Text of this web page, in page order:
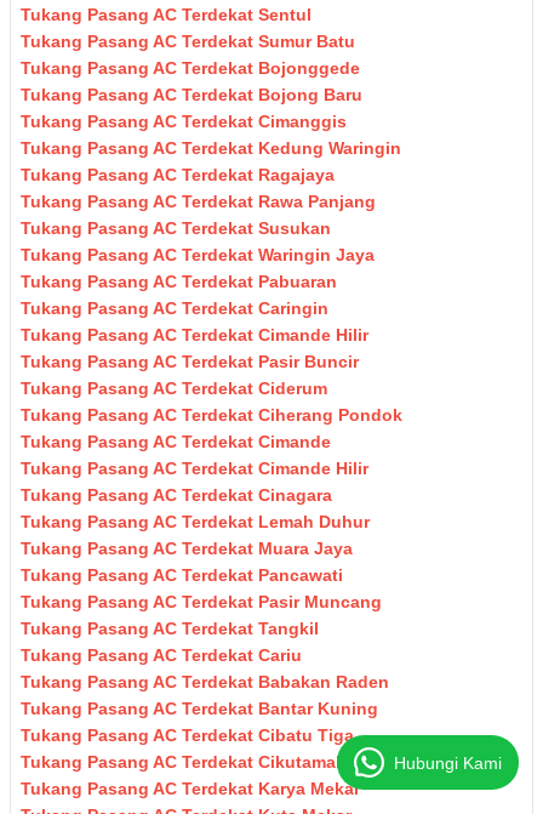
Tukang Pasang AC Terdekat Sentul
Tukang Pasang AC Terdekat Sumur Batu
Tukang Pasang AC Terdekat Bojonggede
Tukang Pasang AC Terdekat Bojong Baru
Tukang Pasang AC Terdekat Cimanggis
Tukang Pasang AC Terdekat Kedung Waringin
Tukang Pasang AC Terdekat Ragajaya
Tukang Pasang AC Terdekat Rawa Panjang
Tukang Pasang AC Terdekat Susukan
Tukang Pasang AC Terdekat Waringin Jaya
Tukang Pasang AC Terdekat Pabuaran
Tukang Pasang AC Terdekat Caringin
Tukang Pasang AC Terdekat Cimande Hilir
Tukang Pasang AC Terdekat Pasir Buncir
Tukang Pasang AC Terdekat Ciderum
Tukang Pasang AC Terdekat Ciherang Pondok
Tukang Pasang AC Terdekat Cimande
Tukang Pasang AC Terdekat Cimande Hilir
Tukang Pasang AC Terdekat Cinagara
Tukang Pasang AC Terdekat Lemah Duhur
Tukang Pasang AC Terdekat Muara Jaya
Tukang Pasang AC Terdekat Pancawati
Tukang Pasang AC Terdekat Pasir Muncang
Tukang Pasang AC Terdekat Tangkil
Tukang Pasang AC Terdekat Cariu
Tukang Pasang AC Terdekat Babakan Raden
Tukang Pasang AC Terdekat Bantar Kuning
Tukang Pasang AC Terdekat Cibatu Tiga
Tukang Pasang AC Terdekat Cikutamahi
Tukang Pasang AC Terdekat Karya Mekar
Hubungi Kami